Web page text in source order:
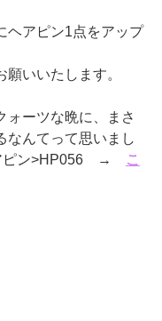
ヘアピン1点をアップ
願いいたします。
ォーツな晩に、まさ
なんてって思いまし
ピン>HP056　→
こ